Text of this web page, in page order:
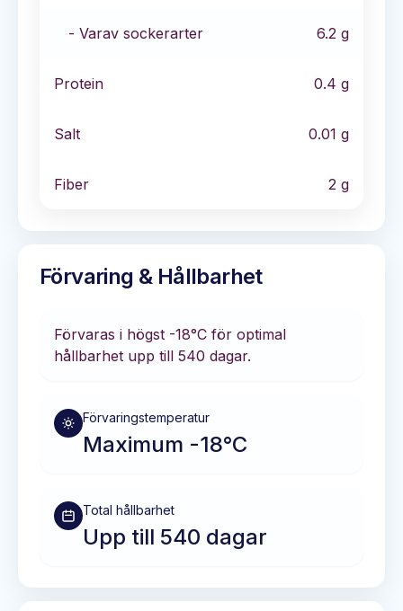
- Varav sockerarter 6.2 g
Protein 0.4 g
Salt 0.01 g
Fiber 2 g
Förvaring & Hållbarhet
Förvaras i högst -18°C för optimal
hållbarhet upp till 540 dagar.
Förvaringstemperatur
Maximum -18°C
Total hållbarhet
Upp till 540 dagar